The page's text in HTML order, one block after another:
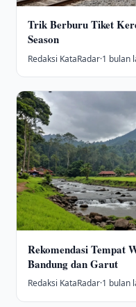
Trik Berburu Tiket
Season
Redaksi KataRadar·1 bulan
Rekomendasi Tempat
Bandung dan Garut
Redaksi KataRadar·1 bulan